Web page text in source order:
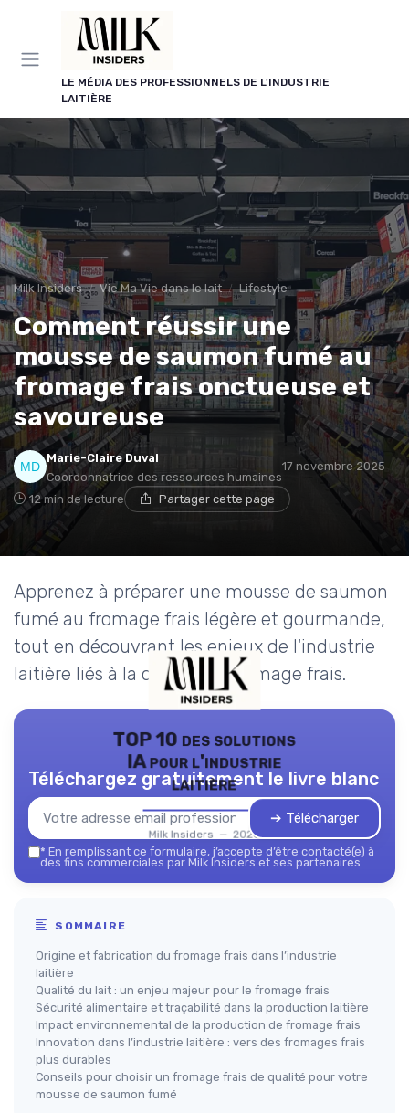
LE MÉDIA DES PROFESSIONNELS DE L'INDUSTRIE
LAITIÈRE
Milk Insiders Vie Ma Vie dans le lait Lifestyle
Comment réussir une
mousse de saumon fumé au
fromage frais onctueuse et
savoureuse
Marie-Claire Duval
Coordonnatrice des ressources humaines
17 novembre 2025
12 min de lecture Partager cette page
Apprenez à préparer une mousse de saumon
fumé au fromage frais légère et gourmande,
tout en découvrant les enjeux de l'industrie
laitière liés à la qualité du fromage frais.
TOP 10 des solutions
IA pour l'industrie
laitière
Milk Insiders — 2026
Téléchargez gratuitement le livre blanc
➔ Télécharger
* En remplissant ce formulaire, j’accepte d’être contacté(e) à
des fins commerciales par Milk Insiders et ses partenaires.
SOMMAIRE
Origine et fabrication du fromage frais dans l’industrie
laitière
Qualité du lait : un enjeu majeur pour le fromage frais
Sécurité alimentaire et traçabilité dans la production laitière
Impact environnemental de la production de fromage frais
Innovation dans l’industrie laitière : vers des fromages frais
plus durables
Conseils pour choisir un fromage frais de qualité pour votre
mousse de saumon fumé